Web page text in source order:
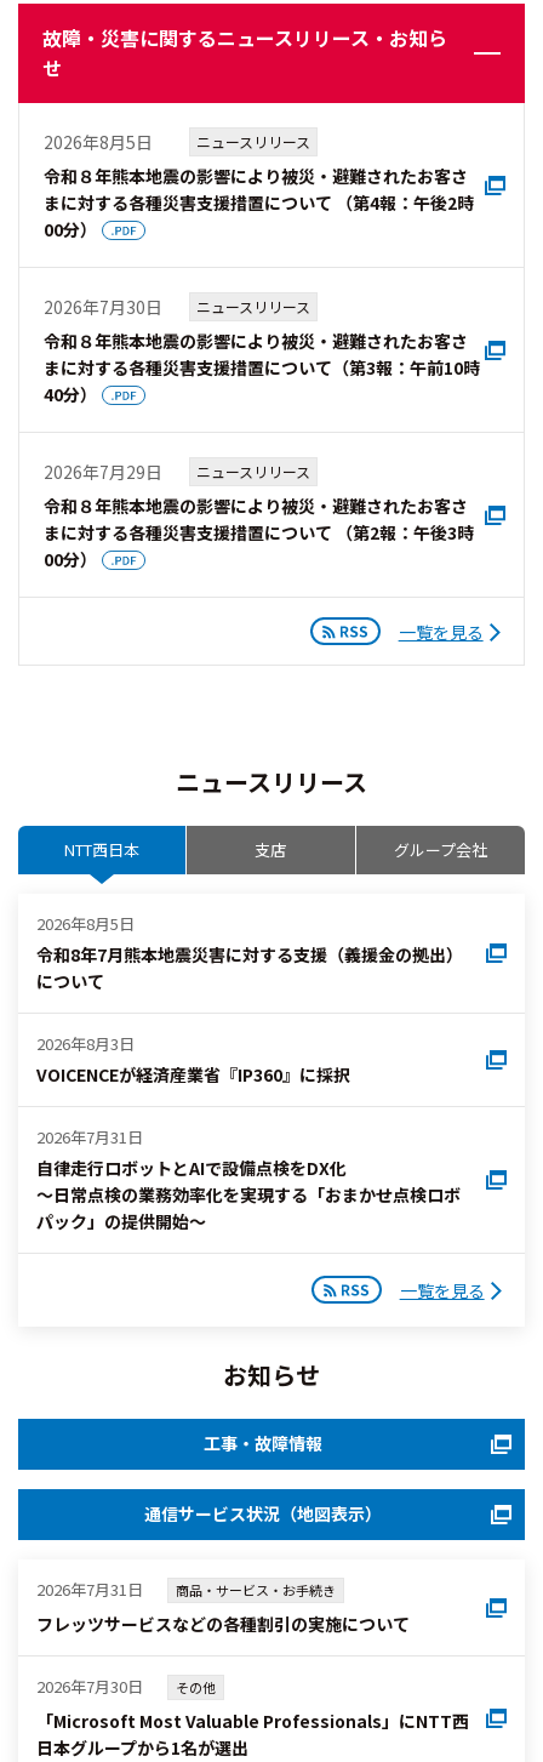
故障・災害に関するニュースリリース・お知ら
せ
2026年8月5日 ニュースリリース
令和８年熊本地震の影響により被災・避難されたお客さ
まに対する各種災害支援措置について （第4報：午後2時
00分）
2026年7月30日 ニュースリリース
令和８年熊本地震の影響により被災・避難されたお客さ
まに対する各種災害支援措置について（第3報：午前10時
40分）
2026年7月29日 ニュースリリース
令和８年熊本地震の影響により被災・避難されたお客さ
まに対する各種災害支援措置について （第2報：午後3時
00分）
一覧を見る
ニュースリリース
NTT西日本 支店 グループ会社
2026年8月5日
令和8年7月熊本地震災害に対する支援（義援金の拠出）
について
2026年8月3日
VOICENCEが経済産業省『IP360』に採択
2026年7月31日
自律走行ロボットとAIで設備点検をDX化
～日常点検の業務効率化を実現する「おまかせ点検ロボ
パック」の提供開始～
一覧を見る
お知らせ
工事・故障情報
通信サービス状況（地図表示）
2026年7月31日 商品・サービス・お手続き
フレッツサービスなどの各種割引の実施について
2026年7月30日 その他
「Microsoft Most Valuable Professionals」にNTT西
日本グループから1名が選出